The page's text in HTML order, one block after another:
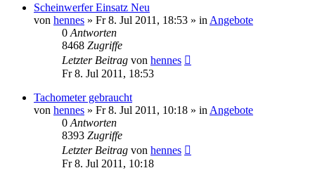
Scheinwerfer Einsatz Neu
von hennes » Fr 8. Jul 2011, 18:53 » in Angebote
0 Antworten
8468 Zugriffe
Letzter Beitrag von hennes
Fr 8. Jul 2011, 18:53
Tachometer gebraucht
von hennes » Fr 8. Jul 2011, 10:18 » in Angebote
0 Antworten
8393 Zugriffe
Letzter Beitrag von hennes
Fr 8. Jul 2011, 10:18